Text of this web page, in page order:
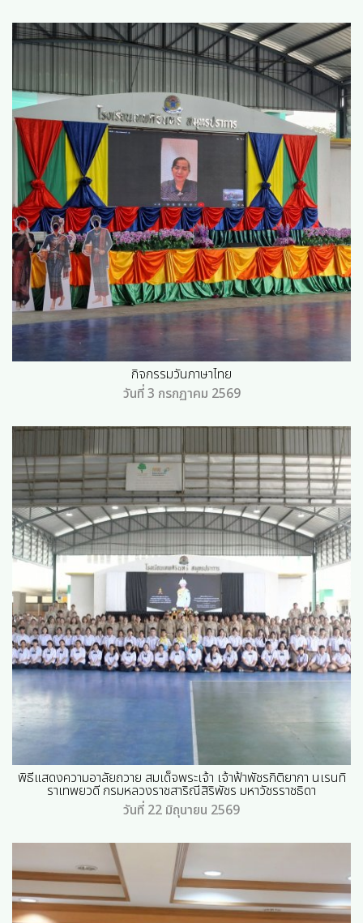
กิจกรรมวันภาษาไทย
วันที่ 3 กรกฏาคม 2569
พิธีแสดงความอาลัยถวาย สมเด็จพระเจ้า เจ้าฟ้าพัชรกิติยากา นเรนทิ
ราเทพยวดี กรมหลวงราชสาริณีสิริพัชร มหาวัชรราชธิดา
วันที่ 22 มิถุนายน 2569